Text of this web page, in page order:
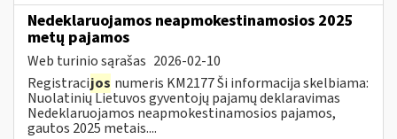
Nedeklaruojamos neapmokestinamosios 2025
metų pajamos
Web turinio sąrašas 2026-02-10
Registracijos numeris KM2177 Ši informacija skelbiama:
Nuolatinių Lietuvos gyventojų pajamų deklaravimas
Nedeklaruojamos neapmokestinamosios pajamos,
gautos 2025 metais....